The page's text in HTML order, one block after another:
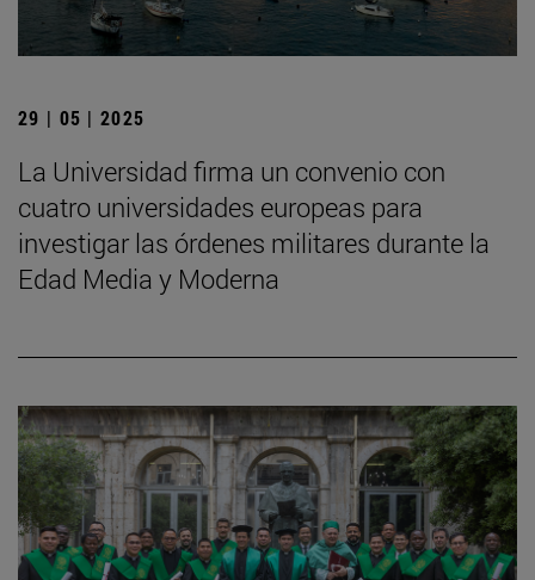
29 | 05 | 2025
La Universidad firma un convenio con
cuatro universidades europeas para
investigar las órdenes militares durante la
Edad Media y Moderna